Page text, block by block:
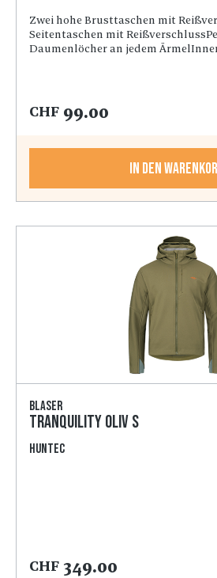
Zwei hohe Brusttaschen mit
Seitentaschen mit
Daumenlöcher an jedem
CHF 99.00
In den
Blaser
Tranquility oliv S
HunTec
CHF 349.00